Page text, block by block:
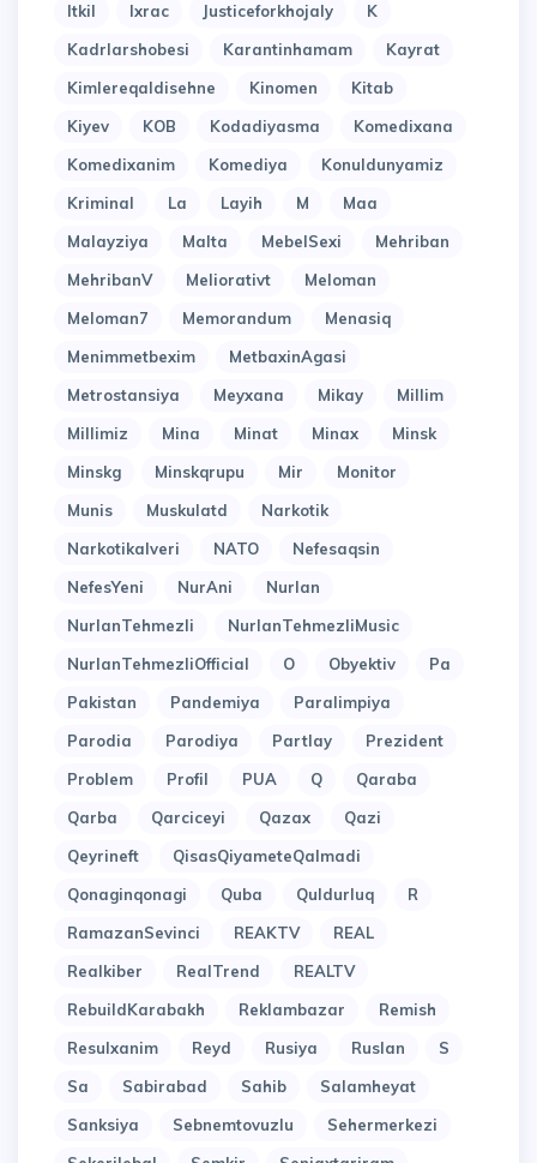
Itkil
Ixrac Justiceforkhojaly
K
Kadrlarshobesi
Karantinhamam
Kayrat
Kimlereqaldisehne
Kinomen
Kitab
Kiyev
KOB Kodadiyasma
Komedixana
Komedixanim
Komediya
Konuldunyamiz
Kriminal
La Layih M
Maa
Malayziya
Malta MebelSexi
Mehriban
MehribanV
Meliorativt
Meloman
Meloman7
Memorandum
Menasiq
Menimmetbexim
MetbaxinAgasi
Metrostansiya
Meyxana Mikay
Millim
Millimiz
Mina Minat Minax
Minsk
Minskg
Minskqrupu Mir
Monitor
Munis
Muskulatd
Narkotik
Narkotikalveri
NATO
Nefesaqsin
NefesYeni
NurAni
Nurlan
NurlanTehmezli
NurlanTehmezliMusic
NurlanTehmezliOfficial
O Obyektiv
Pa
Pakistan
Pandemiya
Paralimpiya
Parodia
Parodiya Partlay
Prezident
Problem
Profil PUA Q
Qaraba
Qarba
Qarciceyi Qazax
Qazi
Qeyrineft
QisasQiyameteQalmadi
Qonaginqonagi
Quba Quldurluq
R
RamazanSevinci
REAKTV
REAL
Realkiber
RealTrend
REALTV
RebuildKarabakh
Reklambazar
Remish
Resulxanim
Reyd Rusiya Ruslan
S
Sa
Sabirabad Sahib
Salamheyat
Sanksiya
Sebnemtovuzlu
Sehermerkezi